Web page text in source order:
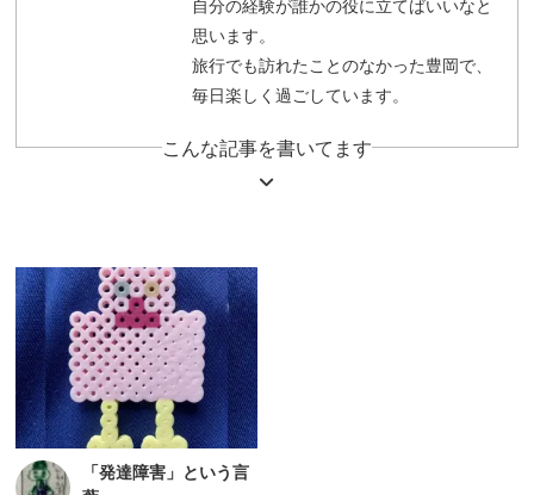
自分の経験が誰かの役に立てばいいなと
思います。
旅行でも訪れたことのなかった豊岡で、
毎日楽しく過ごしています。
こんな記事を書いてます
「発達障害」という言